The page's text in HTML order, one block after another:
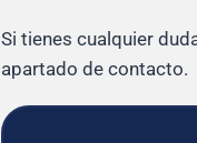
Si tienes cualquier
apartado de contacto.